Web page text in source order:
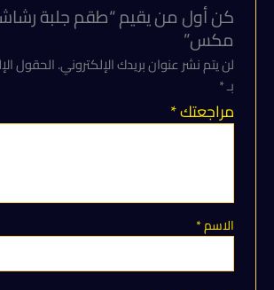
كن أول من يقيم “طقم جلبة
مكس”
لن يتم نشر عنوان بريدك الإلكتروني.الحقول
بـ*
مراجعتك*
الاسم*